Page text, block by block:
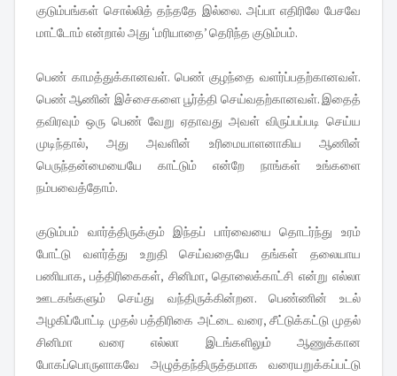
குடும்பங்கள் சொல்லித் தந்ததே இல்லை. அப்பா எதிரிலே பேசவே
மாட்டோம் என்றால் அது ‘மரியாதை’ தெரிந்த குடும்பம்.
பெண் காமத்துக்கானவள். பெண் குழந்தை வளர்ப்பதற்கானவள்.
பெண் ஆணின் இச்சைகளை பூர்த்தி செய்வதற்கானவள். இதைத்
தவிரவும் ஒரு பெண் வேறு ஏதாவது அவள் விருப்பப்படி செய்ய
முடிந்தால், அது அவளின் உரிமையாளனாகிய ஆணின்
பெருந்தன்மையையே காட்டும் என்றே நாங்கள் உங்களை
நம்பவைத்தோம்.
குடும்பம் வார்த்திருக்கும் இந்தப் பார்வையை தொடர்ந்து உரம்
போட்டு வளர்த்து உறுதி செய்வதையே தங்கள் தலையாய
பணியாக, பத்திரிகைகள், சினிமா, தொலைக்காட்சி என்று எல்லா
ஊடகங்களும் செய்து வந்திருக்கின்றன. பெண்ணின் உடல்
அழகிப்போட்டி முதல் பத்திரிகை அட்டை வரை, சீட்டுக்கட்டு முதல்
சினிமா வரை எல்லா இடங்களிலும் ஆணுக்கான
போகப்பொருளாகவே அழுத்தந்திருத்தமாக வரையறுக்கப்பட்டு